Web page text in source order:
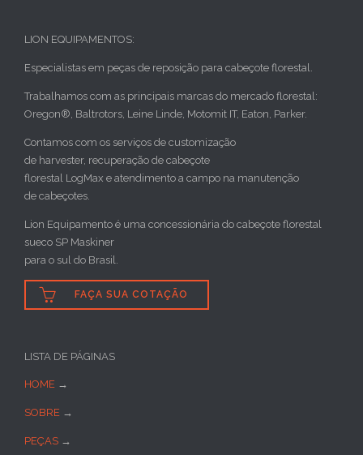
LION EQUIPAMENTOS:
Especialistas em peças de reposição para cabeçote florestal.
Trabalhamos com as principais marcas do mercado florestal:
Oregon®, Baltrotors, Leine Linde, Motomit IT, Eaton, Parker.
Contamos com os serviços de customização
de harvester, recuperação de cabeçote
florestal LogMax e atendimento a campo na manutenção
de cabeçotes.
Lion Equipamento é uma concessionária do cabeçote florestal
sueco SP Maskiner
para o sul do Brasil.
 FAÇA SUA COTAÇÃO
LISTA DE PÁGINAS
HOME →
SOBRE →
PEÇAS →